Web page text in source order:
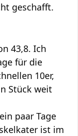
geschafft.
43,8. Ich
für die
10er,
Stück weit
paar Tage
ist im